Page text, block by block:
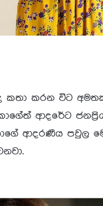
කතා කරන විට
ආදරේට
ආදරණීය පවුල